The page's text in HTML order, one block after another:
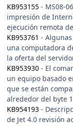
KB953155 - MS08-
impresión de
ejecución remota
KB953761 -
una computadora
la oferta del
KB953930 - El
un equipo basado
que se están
alrededor del byte
KB954193 -
de Jet 4.0 revisión